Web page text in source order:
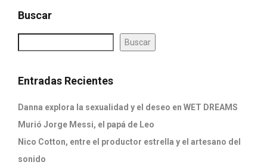
Buscar
Buscar
Entradas Recientes
Danna explora la sexualidad y el deseo en WET DREAMS
Murió Jorge Messi, el papá de Leo
Nico Cotton, entre el productor estrella y el artesano del
sonido